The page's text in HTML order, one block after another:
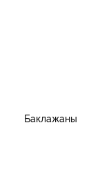
Баклажаны